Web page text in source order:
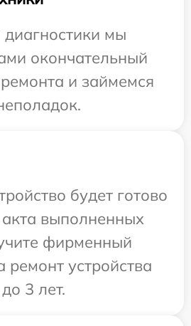
мы
окончательный
и займемся
будет готово
выполненных
фирменный
ремонт устройства
3 лет.